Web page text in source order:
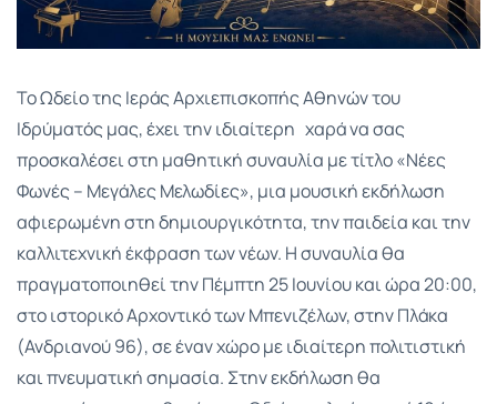
Το Ωδείο της Ιεράς Αρχιεπισκοπής Αθηνών του
Ιδρύματός μας, έχει την ιδιαίτερη χαρά να σας
προσκαλέσει στη μαθητική συναυλία με τίτλο «Νέες
Φωνές – Μεγάλες Μελωδίες», μια μουσική εκδήλωση
αφιερωμένη στη δημιουργικότητα, την παιδεία και την
καλλιτεχνική έκφραση των νέων. Η συναυλία θα
πραγματοποιηθεί την Πέμπτη 25 Ιουνίου και ώρα 20:00,
στο ιστορικό Αρχοντικό των Μπενιζέλων, στην Πλάκα
(Ανδριανού 96), σε έναν χώρο με ιδιαίτερη πολιτιστική
και πνευματική σημασία. Στην εκδήλωση θα